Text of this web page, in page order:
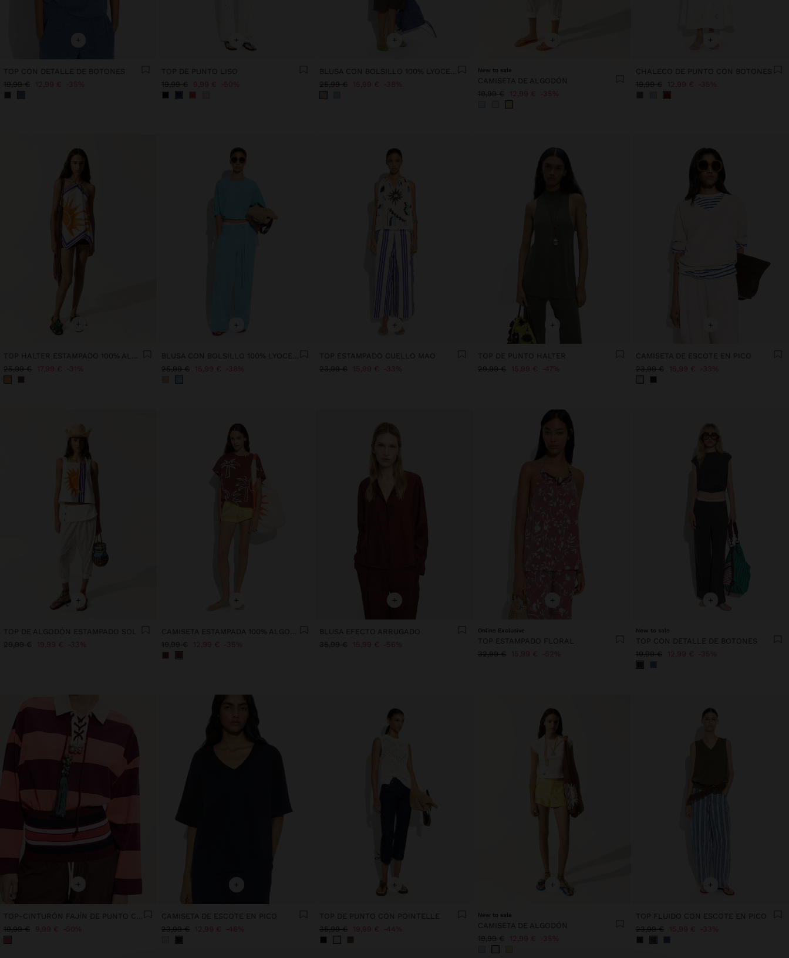
+
TOP CON DETALLE DE BOTONES
19,99 € 12,99 € 35%
+
TOP DE PUNTO LISO
19,99 € 9,99 € 50%
+
BLUSA CON BOLSILLO 100% LYOCELL
25,99 € 15,99 € 38%
+
New to sale
CAMISETA DE ALGODÓN
19,99 € 12,99 € 35%
+
CHALECO DE PUNTO CON BOTONES
19,99 € 12,99 € 35%
+
TOP HALTER ESTAMPADO 100% ALGODÓN
25,99 € 17,99 € 31%
+
BLUSA CON BOLSILLO 100% LYOCELL
25,99 € 15,99 € 38%
+
TOP ESTAMPADO CUELLO MAO
23,99 € 15,99 € 33%
+
TOP DE PUNTO HALTER
29,99 € 15,99 € 47%
+
CAMISETA DE ESCOTE EN PICO
23,99 € 15,99 € 33%
+
TOP DE ALGODÓN ESTAMPADO SOL
29,99 € 19,99 € 33%
+
19,99 € 12,99 € 35%
+
BLUSA EFECTO ARRUGADO
35,99 € 15,99 € 56%
+
Online Exclusive
TOP ESTAMPADO FLORAL
32,99 € 15,99 € 52%
+
New to sale
TOP CON DETALLE DE BOTONES
19,99 € 12,99 € 35%
+
19,99 € 9,99 € 50%
+
CAMISETA DE ESCOTE EN PICO
23,99 € 12,99 € 46%
+
TOP DE PUNTO CON POINTELLE
35,99 € 19,99 € 44%
+
New to sale
CAMISETA DE ALGODÓN
19,99 € 12,99 € 35%
+
TOP FLUIDO CON ESCOTE EN PICO
23,99 € 15,99 € 33%